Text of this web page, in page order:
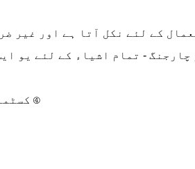
کے لئے نکل آتا ہے اور غیر
چارجنگ - تمام اشیاء کے لئے یو
④